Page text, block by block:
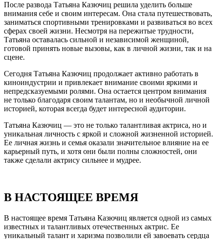
После развода Татьяна Казючиц решила уделить больше
внимания себе и своим интересам. Она стала путешествовать,
заниматься спортивными тренировками и развиваться во всех
сферах своей жизни. Несмотря на пережитые трудности,
Татьяна оставалась сильной и независимой женщиной,
готовой принять новые вызовы, как в личной жизни, так и на
сцене.
Сегодня Татьяна Казючиц продолжает активно работать в
киноиндустрии и привлекает внимание своими яркими и
непредсказуемыми ролями. Она остается центром внимания
не только благодаря своим талантам, но и необычной личной
историей, которая всегда будет интересной аудитории.
Татьяна Казючиц — это не только талантливая актриса, но и
уникальная личность с яркой и сложной жизненной историей.
Ее личная жизнь и семья оказали значительное влияние на ее
карьерный путь, и хотя они были полны сложностей, они
также сделали актрису сильнее и мудрее.
В НАСТОЯЩЕЕ ВРЕМЯ
В настоящее время Татьяна Казючиц является одной из самых
известных и талантливых отечественных актрис. Ее
уникальный талант и харизма позволили ей завоевать сердца